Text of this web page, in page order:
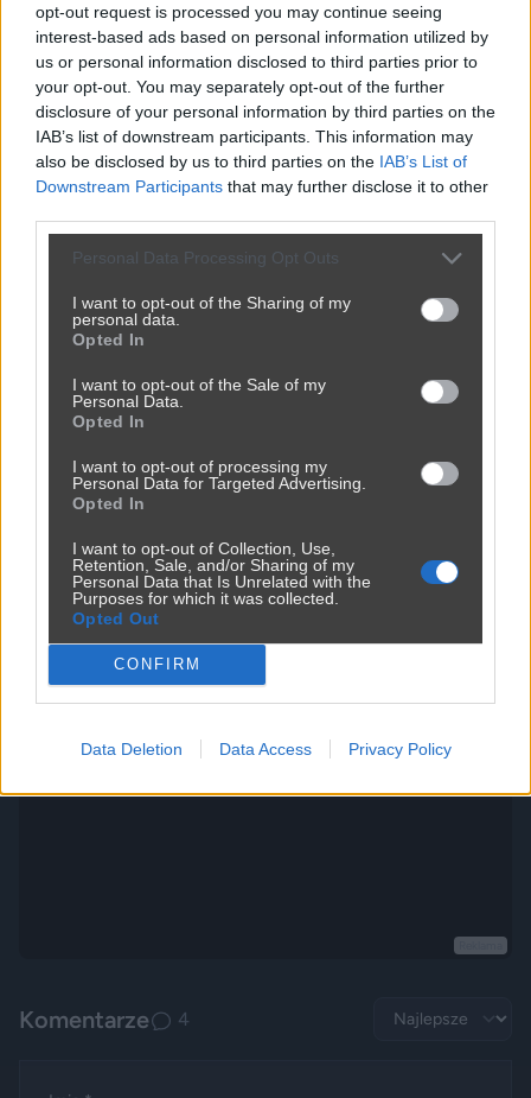
opt-out request is processed you may continue seeing
interest-based ads based on personal information utilized by
us or personal information disclosed to third parties prior to
your opt-out. You may separately opt-out of the further
disclosure of your personal information by third parties on the
IAB’s list of downstream participants. This information may
also be disclosed by us to third parties on the IAB’s List of
Downstream Participants that may further disclose it to other
Personal Data Processing Opt Outs
I want to opt-out of the Sharing of my
personal data.
Opted In
I want to opt-out of the Sale of my
Personal Data.
Opted In
I want to opt-out of processing my
Personal Data for Targeted Advertising.
Opted In
I want to opt-out of Collection, Use,
Retention, Sale, and/or Sharing of my
Personal Data that Is Unrelated with the
Purposes for which it was collected.
Opted Out
CONFIRM
Data Deletion Data Access Privacy Policy
Powinna do pakietu być
2450 9 Inne
2420 1
Ktoś kupił tanie działki i narzeka na hałas
2400 3
Komentarze 4